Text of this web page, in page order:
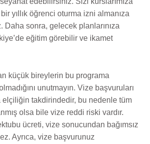
yıllık öğrenci oturma izni almanıza
Daha sonra, gelecek planlarınıza
eğitim görebilir ve ikamet
küçük bireylerin bu programa
unutmayın. Vize başvuruları
elçiliğin takdirindedir, bu nedenle tüm
olsa bile vize reddi riski vardır.
ücreti, vize sonucundan bağımsız
Ayrıca, vize başvurunuz